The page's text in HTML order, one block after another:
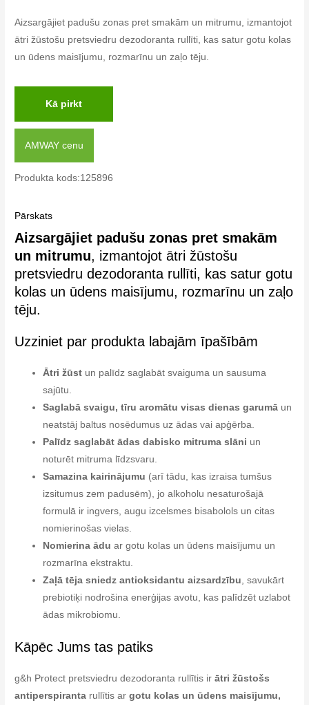
Aizsargājiet padušu zonas pret smakām un mitrumu, izmantojot
ātri žūstošu pretsviedru dezodoranta rullīti, kas satur gotu kolas
un ūdens maisījumu, rozmarīnu un zaļo tēju.
Kā pirkt
AMWAY cenu
Produkta kods:125896
Pārskats
Aizsargājiet padušu zonas pret smakām
un mitrumu, izmantojot ātri žūstošu
pretsviedru dezodoranta rullīti, kas satur gotu
kolas un ūdens maisījumu, rozmarīnu un zaļo
tēju.
Uzziniet par produkta labajām īpašībām
Ātri žūst un palīdz saglabāt svaiguma un sausuma
sajūtu.
Saglabā svaigu, tīru aromātu visas dienas garumā un
neatstāj baltus nosēdumus uz ādas vai apģērba.
Palīdz saglabāt ādas dabisko mitruma slāni un
noturēt mitruma līdzsvaru.
Samazina kairinājumu (arī tādu, kas izraisa tumšus
izsitumus zem padusēm), jo alkoholu nesaturošajā
formulā ir ingvers, augu izcelsmes bisabolols un citas
nomierinošas vielas.
Nomierina ādu ar gotu kolas un ūdens maisījumu un
rozmarīna ekstraktu.
Zaļā tēja sniedz antioksidantu aizsardzību, savukārt
prebiotiķi nodrošina enerģijas avotu, kas palīdzēt uzlabot
ādas mikrobiomu.
Kāpēc Jums tas patiks
g&h Protect pretsviedru dezodoranta rullītis ir ātri žūstošs
antiperspiranta rullītis argotu kolas un ūdens maisījumu,